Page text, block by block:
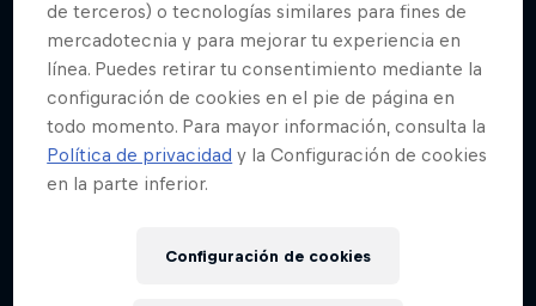
de terceros) o tecnologías similares para fines de
mercadotecnia y para mejorar tu experiencia en
línea. Puedes retirar tu consentimiento mediante la
configuración de cookies en el pie de página en
todo momento. Para mayor información, consulta la
Política de privacidad y la Configuración de cookies
en la parte inferior.
Configuración de cookies